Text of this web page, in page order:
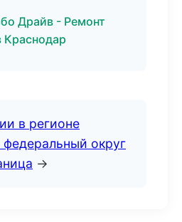
Драйв - Ремонт
Краснодар
в регионе
округ
→